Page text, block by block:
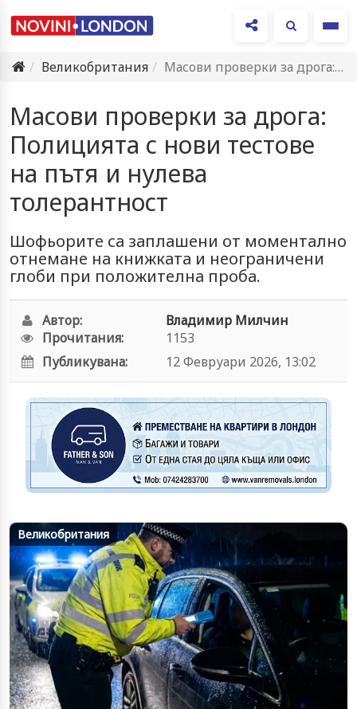
Великобритания
Масови проверки за дрога: Полицията с нови тестове на пътя…
Масови проверки за дрога:
Полицията с нови тестове
на пътя и нулева
толерантност
Шофьорите са заплашени от моментално
отнемане на книжката и неограничени
глоби при положителна проба.
Автор:
Владимир Милчин
Прочитания:
1153
Публикувана:
12 Февруари 2026, 13:02
Великобритания